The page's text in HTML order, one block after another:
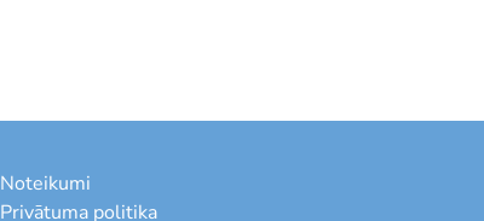
Noteikumi
Privātuma politika